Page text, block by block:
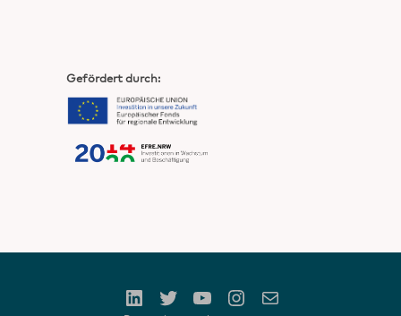
Gefördert durch: